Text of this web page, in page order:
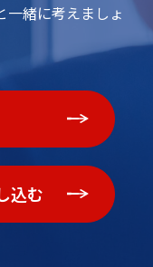
一緒に考えましょ
込む